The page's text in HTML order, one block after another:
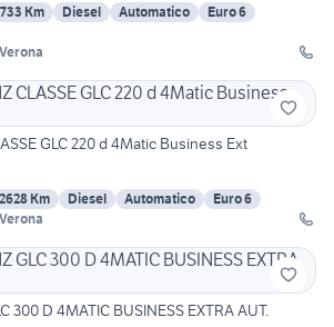
Km Diesel Automatico
Euro 6
GLC 220 d 4Matic Business Ext
Km Diesel Automatico
Euro 6
300 D 4MATIC BUSINESS EXTRA AUT.